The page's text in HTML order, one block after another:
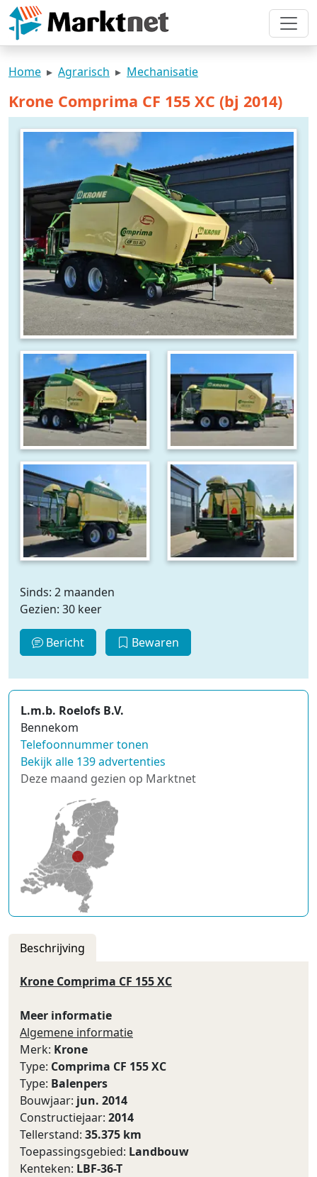
Home Agrarisch Mechanisatie
Krone Comprima CF 155 XC (bj 2014)
Sinds: 2 maanden
Gezien: 30 keer
Bericht Bewaren
L.m.b. Roelofs B.V.
Bennekom
Telefoonnummer tonen
Bekijk alle 139 advertenties
Deze maand gezien op Marktnet
Beschrijving
Krone Comprima CF 155 XC
Meer informatie
Algemene informatie
Merk: Krone
Type: Comprima CF 155 XC
Type: Balenpers
Bouwjaar: jun. 2014
Constructiejaar: 2014
Tellerstand: 35.375 km
Toepassingsgebied: Landbouw
Kenteken: LBF-36-T